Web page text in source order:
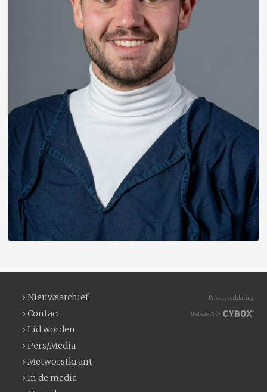
› Nieuwsarchief
› Contact
› Lid worden
› Pers/Media
› Metworstkrant
› In de media
Privacyverklaring
Website door